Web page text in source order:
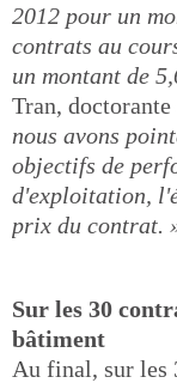
2012 pour un
contrats au
un montant de
Tran,
nous avons
objectifs de
d'exploitation,
prix du contrat.
Sur les 30
bâtiment
Au final, sur les